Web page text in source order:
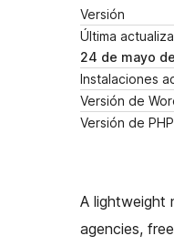
Versión
Última
24 de mayo
Instalaciones
Versión de
Versión de PHP
A lightweight
agencies,